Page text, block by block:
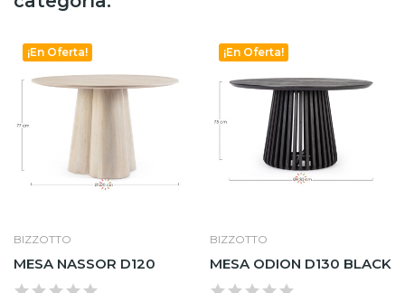
¡En Oferta!
BIZZOTTO
MESA NASSOR D120
¡En Oferta!
BIZZOTTO
MESA ODION D130 BLACK